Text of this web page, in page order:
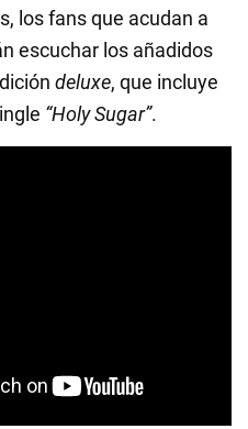
los fans que acudan a
escuchar los añadidos
deluxe, que incluye
“Holy Sugar”.